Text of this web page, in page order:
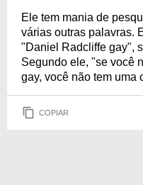
Ele tem mania de
várias outras palavras.
"Daniel Radcliffe gay",
Segundo ele, "se você
gay, você não tem uma
COPIAR